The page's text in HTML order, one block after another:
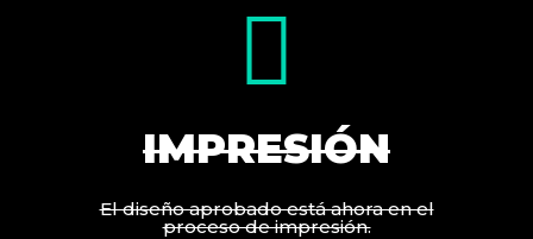
IMPRESIÓN
El diseño aprobado está ahora en el
proceso de impresión.